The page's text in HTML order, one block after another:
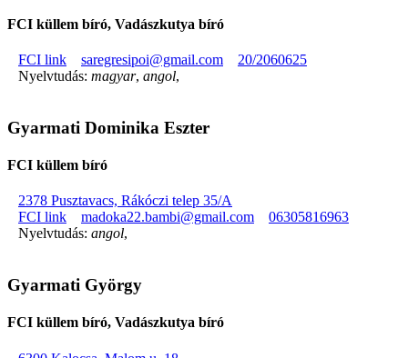
FCI küllem bíró, Vadászkutya bíró
FCI link saregresipoi@gmail.com
20/2060625
Nyelvtudás: magyar, angol,
Gyarmati Dominika Eszter
FCI küllem bíró
2378 Pusztavacs, Rákóczi telep 35/A
FCI link
madoka22.bambi@gmail.com
06305816963
Nyelvtudás: angol,
Gyarmati György
FCI küllem bíró, Vadászkutya bíró